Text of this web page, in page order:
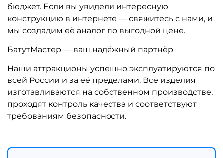
бюджет. Если вы увидели интересную
конструкцию в интернете — свяжитесь с нами, и
мы создадим её аналог по выгодной цене.
БатутМастер — ваш надёжный партнёр
Наши аттракционы успешно эксплуатируются по
всей России и за её пределами. Все изделия
изготавливаются на собственном производстве,
проходят контроль качества и соответствуют
требованиям безопасности.